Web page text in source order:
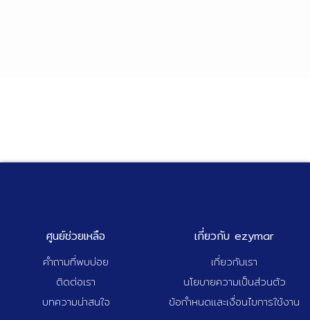
ศูนย์ช่วยเหลือ
คำถามที่พบบ่อย
ติดต่อเรา
บทความน่าสนใจ
เกี่ยวกับ ezymar
เกี่ยวกับเรา
นโยบายความเป็นส่วนตัว
ข้อกำหนดและเงื่อนไขการใช้งาน